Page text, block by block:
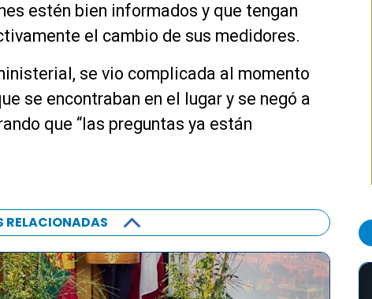
i
l
z
l
a
s
d
estén bien informados y que tengan
el cambio de sus medidores.
se vio complicada al momento
se encontraban en el lugar y se negó a
que “las preguntas ya están
RELACIONADAS